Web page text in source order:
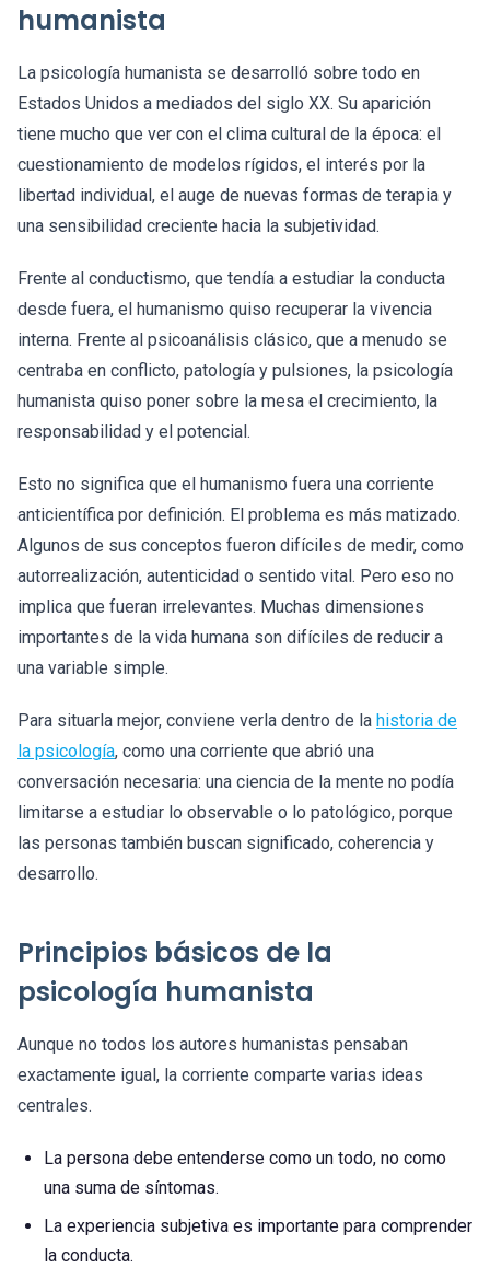
humanista
La psicología humanista se desarrolló sobre todo en
Estados Unidos a mediados del siglo XX. Su aparición
tiene mucho que ver con el clima cultural de la época: el
cuestionamiento de modelos rígidos, el interés por la
libertad individual, el auge de nuevas formas de terapia y
una sensibilidad creciente hacia la subjetividad.
Frente al conductismo, que tendía a estudiar la conducta
desde fuera, el humanismo quiso recuperar la vivencia
interna. Frente al psicoanálisis clásico, que a menudo se
centraba en conflicto, patología y pulsiones, la psicología
humanista quiso poner sobre la mesa el crecimiento, la
responsabilidad y el potencial.
Esto no significa que el humanismo fuera una corriente
anticientífica por definición. El problema es más matizado.
Algunos de sus conceptos fueron difíciles de medir, como
autorrealización, autenticidad o sentido vital. Pero eso no
implica que fueran irrelevantes. Muchas dimensiones
importantes de la vida humana son difíciles de reducir a
una variable simple.
Para situarla mejor, conviene verla dentro de la historia de
la psicología, como una corriente que abrió una
conversación necesaria: una ciencia de la mente no podía
limitarse a estudiar lo observable o lo patológico, porque
las personas también buscan significado, coherencia y
desarrollo.
Principios básicos de la
psicología humanista
Aunque no todos los autores humanistas pensaban
exactamente igual, la corriente comparte varias ideas
centrales.
La persona debe entenderse como un todo, no como
una suma de síntomas.
La experiencia subjetiva es importante para comprender
la conducta.